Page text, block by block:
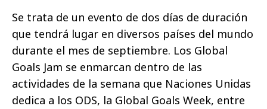
Se trata de un evento de dos días de duración
que tendrá lugar en diversos países del mundo
durante el mes de septiembre. Los Global
Goals Jam se enmarcan dentro de las
actividades de la semana que Naciones Unidas
dedica a los ODS, la Global Goals Week, entre